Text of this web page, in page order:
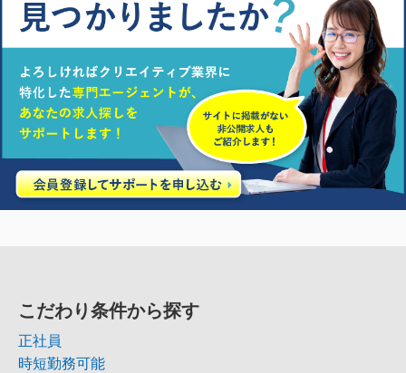
こだわり条件から探す
正社員
時短勤務可能